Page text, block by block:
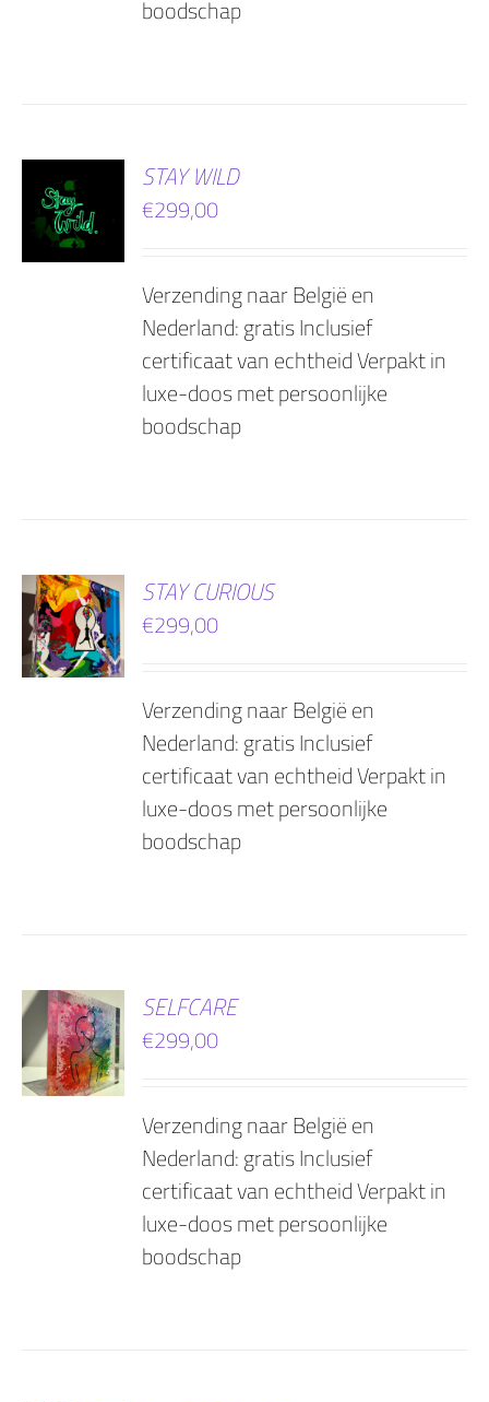
boodschap
STAY WILD
€299,00
Verzending naar België en
Nederland: gratis Inclusief
certificaat van echtheid Verpakt in
luxe-doos met persoonlijke
boodschap
STAY CURIOUS
€299,00
Verzending naar België en
Nederland: gratis Inclusief
certificaat van echtheid Verpakt in
luxe-doos met persoonlijke
boodschap
SELFCARE
€299,00
Verzending naar België en
Nederland: gratis Inclusief
certificaat van echtheid Verpakt in
luxe-doos met persoonlijke
boodschap